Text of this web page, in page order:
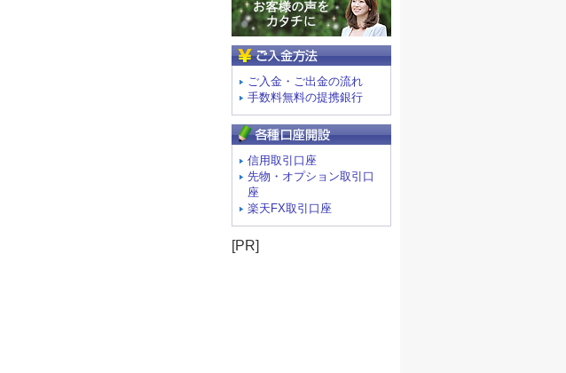
ご入金・ご出金の流れ
手数料無料の提携銀行
信用取引口座
先物・オプション取引口
座
楽天FX取引口座
[PR]